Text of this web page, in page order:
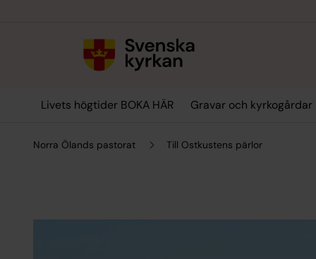
Livets högtider BOKA HÄR Gravar och kyrkogårdar
Norra Ölands pastorat Till Ostkustens pärlor